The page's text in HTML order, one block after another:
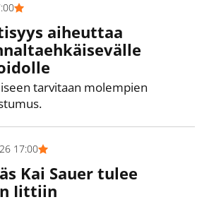
aiheuttaa
tarvitaan molempien
17:00
Kai Sauer tulee
Iittiin